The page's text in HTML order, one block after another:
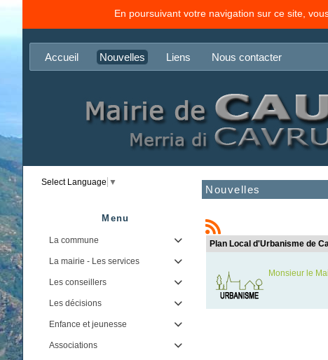
En poursuivant votre navigation sur ce site,
Accueil Nouvelles Liens Nous contacter
Select Language ▼
Menu
La commune 
La mairie - Les services 
Les conseillers 
Les décisions 
Enfance et jeunesse 
Associations 
Nouvelles
Plan Local d'Urbanisme de
Monsieur le